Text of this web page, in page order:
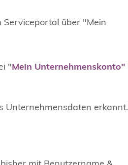
über "Mein
"Mein Unternehmenskonto"
Unternehmensdaten erkannt.